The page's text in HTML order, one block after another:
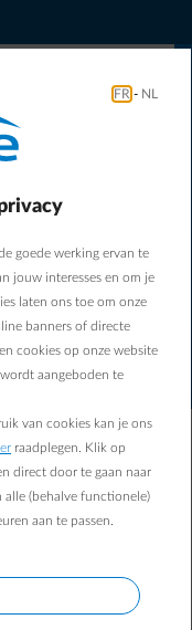
uw
probeer
van deze fout.
2319. Geef
aanhoudt.
FR - NL
goede werking ervan te
jouw interesses en om je
laten ons toe om onze
banners of directe
cookies op onze website
aangeboden te
van cookies kan je ons
raadplegen. Klik op
direct door te gaan naar
alle (behalve functionele)
aan te passen.